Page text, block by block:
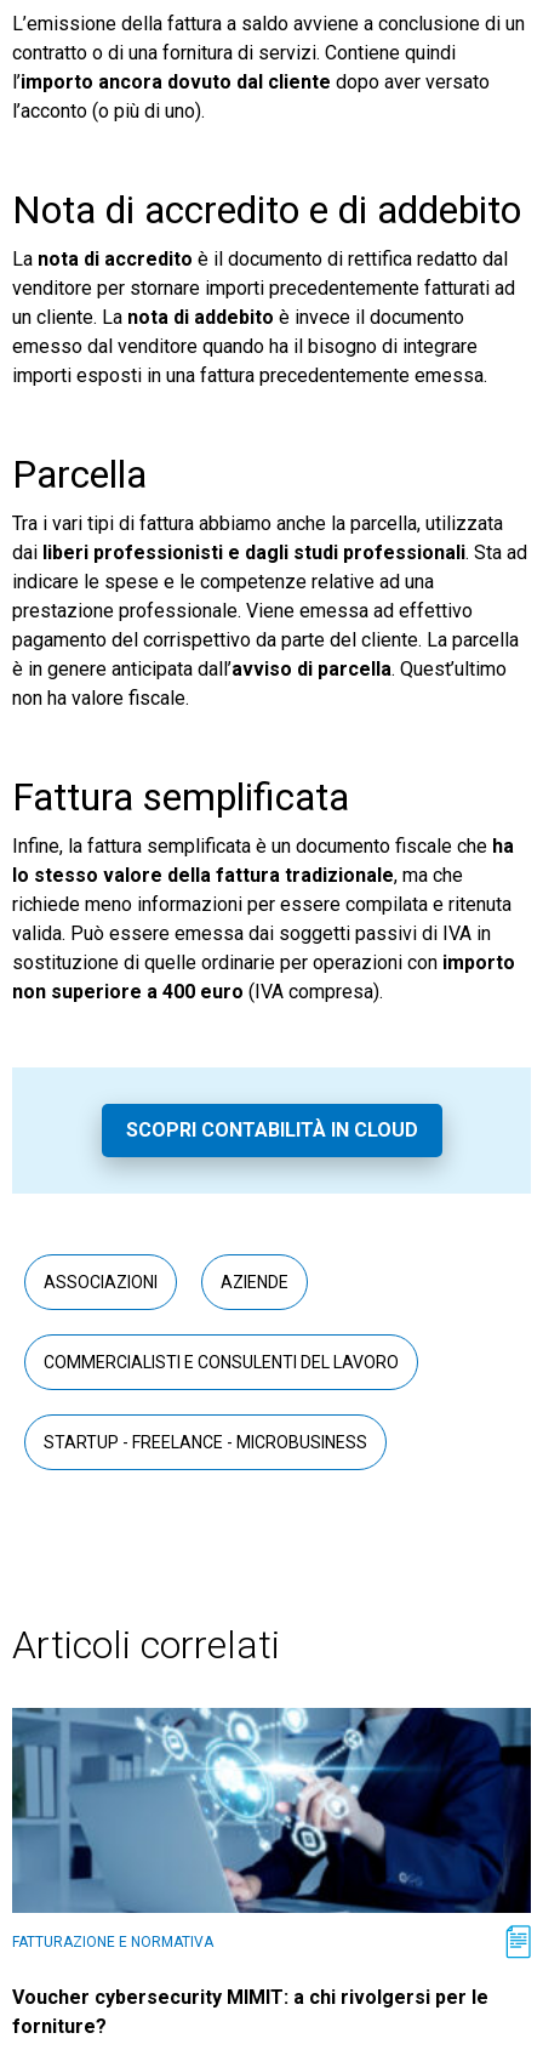
L’emissione della fattura a saldo avviene a conclusione di un
contratto o di una fornitura di servizi. Contiene quindi
l’importo ancora dovuto dal cliente dopo aver versato
l’acconto (o più di uno).
Nota di accredito e di addebito
La nota di accredito è il documento di rettifica redatto dal
venditore per stornare importi precedentemente fatturati ad
un cliente. La nota di addebito è invece il documento
emesso dal venditore quando ha il bisogno di integrare
importi esposti in una fattura precedentemente emessa.
Parcella
Tra i vari tipi di fattura abbiamo anche la parcella, utilizzata
dai liberi professionisti e dagli studi professionali. Sta ad
indicare le spese e le competenze relative ad una
prestazione professionale. Viene emessa ad effettivo
pagamento del corrispettivo da parte del cliente. La parcella
è in genere anticipata dall’avviso di parcella. Quest’ultimo
non ha valore fiscale.
Fattura semplificata
Infine, la fattura semplificata è un documento fiscale che ha
lo stesso valore della fattura tradizionale, ma che
richiede meno informazioni per essere compilata e ritenuta
valida. Può essere emessa dai soggetti passivi di IVA in
sostituzione di quelle ordinarie per operazioni con importo
non superiore a 400 euro (IVA compresa).
SCOPRI CONTABILITÀ IN CLOUD
ASSOCIAZIONI AZIENDE
COMMERCIALISTI E CONSULENTI DEL LAVORO
STARTUP - FREELANCE - MICROBUSINESS
Articoli correlati
FATTURAZIONE E NORMATIVA
Voucher cybersecurity MIMIT: a chi rivolgersi per le
forniture?